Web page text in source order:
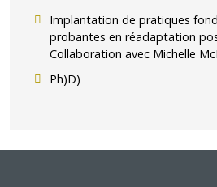
Implantation de pratiques
probantes en réadaptation
Collaboration avec Michelle
Ph)D)